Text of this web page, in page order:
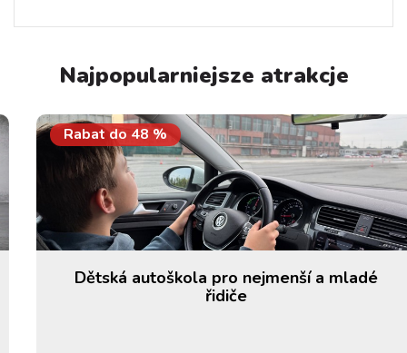
Najpopularniejsze atrakcje
Rabat do48 %
Dětská autoškola pro nejmenší a mladé
řidiče